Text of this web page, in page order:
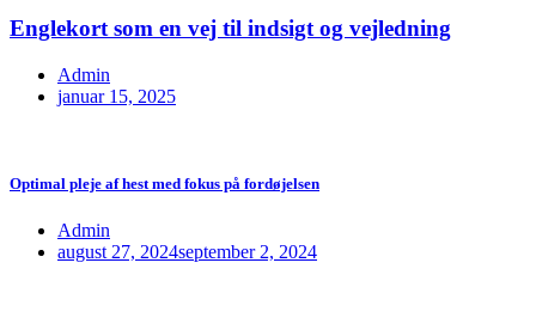
Englekort som en vej til indsigt og vejledning
Admin
januar 15, 2025
Optimal pleje af hest med fokus på fordøjelsen
Admin
august 27, 2024september 2, 2024